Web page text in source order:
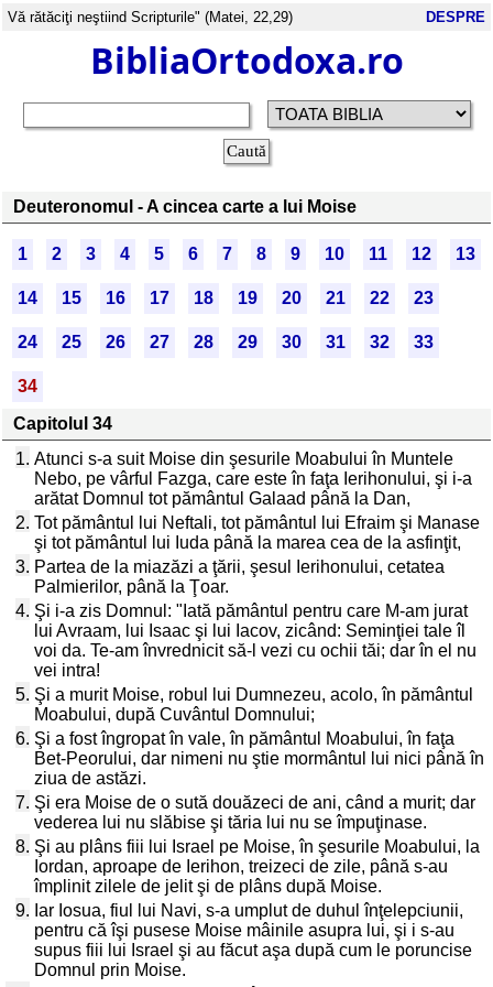
Vă rătăciţi neştiind Scripturile" (Matei, 22,29) DESPRE
BibliaOrtodoxa.ro
Deuteronomul - A cincea carte a lui Moise
1 2 3 4 5 6 7 8 9 10 11 12 13
14 15 16 17 18 19 20 21 22 23
24 25 26 27 28 29 30 31 32 33
34
Capitolul 34
1. Atunci s-a suit Moise din şesurile Moabului în Muntele
Nebo, pe vârful Fazga, care este în faţa Ierihonului, şi i-a
arătat Domnul tot pământul Galaad până la Dan,
2. Tot pământul lui Neftali, tot pământul lui Efraim şi Manase
şi tot pământul lui Iuda până la marea cea de la asfinţit,
3. Partea de la miazăzi a ţării, şesul Ierihonului, cetatea
Palmierilor, până la Ţoar.
4. Şi i-a zis Domnul: "Iată pământul pentru care M-am jurat
lui Avraam, lui Isaac şi lui Iacov, zicând: Seminţiei tale îl
voi da. Te-am învrednicit să-l vezi cu ochii tăi; dar în el nu
vei intra!
5. Şi a murit Moise, robul lui Dumnezeu, acolo, în pământul
Moabului, după Cuvântul Domnului;
6. Şi a fost îngropat în vale, în pământul Moabului, în faţa
Bet-Peorului, dar nimeni nu ştie mormântul lui nici până în
ziua de astăzi.
7. Şi era Moise de o sută douăzeci de ani, când a murit; dar
vederea lui nu slăbise şi tăria lui nu se împuţinase.
8. Şi au plâns fiii lui Israel pe Moise, în şesurile Moabului, la
Iordan, aproape de Ierihon, treizeci de zile, până s-au
împlinit zilele de jelit şi de plâns după Moise.
9. Iar Iosua, fiul lui Navi, s-a umplut de duhul înţelepciunii,
pentru că îşi pusese Moise mâinile asupra lui, şi i s-au
supus fiii lui Israel şi au făcut aşa după cum le poruncise
Domnul prin Moise.